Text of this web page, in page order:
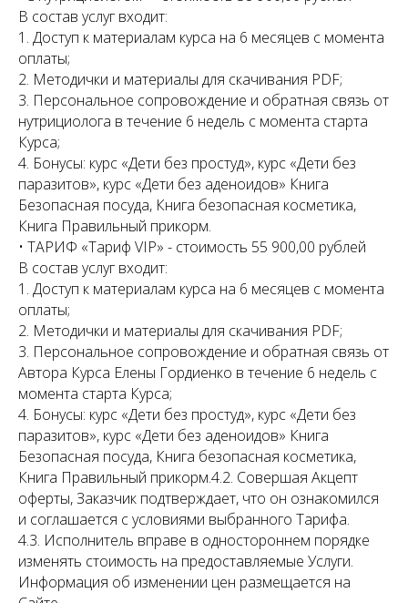
В состав услуг входит:
1. Доступ к материалам курса на 6 месяцев с момента
оплаты;
2. Методички и материалы для скачивания PDF;
3. Персональное сопровождение и обратная связь от
нутрициолога в течение 6 недель с момента старта
Курса;
4. Бонусы: курс «Дети без простуд», курс «Дети без
паразитов», курс «Дети без аденоидов» Книга
Безопасная посуда, Книга безопасная косметика,
Книга Правильный прикорм.
• ТАРИФ «Тариф VIP» - стоимость 55 900,00 рублей
В состав услуг входит:
1. Доступ к материалам курса на 6 месяцев с момента
оплаты;
2. Методички и материалы для скачивания PDF;
3. Персональное сопровождение и обратная связь от
Автора Курса Елены Гордиенко в течение 6 недель с
момента старта Курса;
4. Бонусы: курс «Дети без простуд», курс «Дети без
паразитов», курс «Дети без аденоидов» Книга
Безопасная посуда, Книга безопасная косметика,
Книга Правильный прикорм.4.2. Совершая Акцепт
оферты, Заказчик подтверждает, что он ознакомился
и соглашается с условиями выбранного Тарифа.
4.3. Исполнитель вправе в одностороннем порядке
изменять стоимость на предоставляемые Услуги.
Информация об изменении цен размещается на